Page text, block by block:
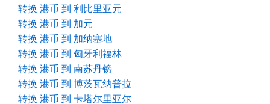
转换 港币 到 利比里亚元
转换 港币 到 加元
转换 港币 到 加纳塞地
转换 港币 到 匈牙利福林
转换 港币 到 南苏丹镑
转换 港币 到 博茨瓦纳普拉
转换 港币 到 卡塔尔里亚尔